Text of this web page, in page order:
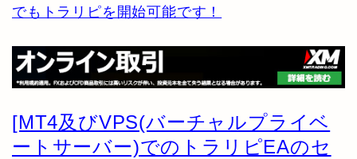
でもトラリピを開始可能です！
[MT4及びVPS(バーチャルプライベ
ートサーバー)でのトラリピEAのセ